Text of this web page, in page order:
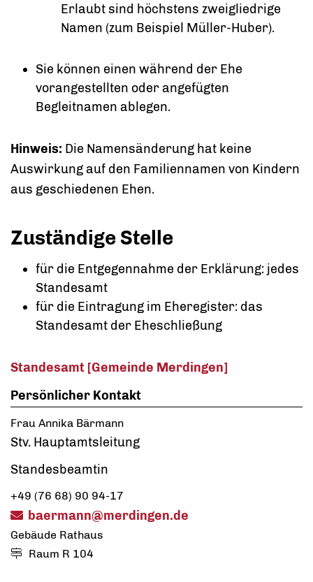
Erlaubt sind höchstens zweigliedrige
Namen (zum Beispiel Müller-Huber).
Sie können einen während der Ehe
vorangestellten oder angefügten
Begleitnamen ablegen.
Hinweis: Die Namensänderung hat keine
Auswirkung auf den Familiennamen von Kindern
aus geschiedenen Ehen.
Zuständige Stelle
für die Entgegennahme der Erklärung: jedes
Standesamt
für die Eintragung im Eheregister: das
Standesamt der Eheschließung
Standesamt [Gemeinde Merdingen]
Persönlicher Kontakt
Frau Annika Bärmann
Stv. Hauptamtsleitung
Standesbeamtin
+49 (76 68) 90 94-17
baermann@merdingen.de
Gebäude Rathaus
Raum R 104